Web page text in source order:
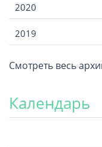
2020
2019
Смотреть весь
Календарь